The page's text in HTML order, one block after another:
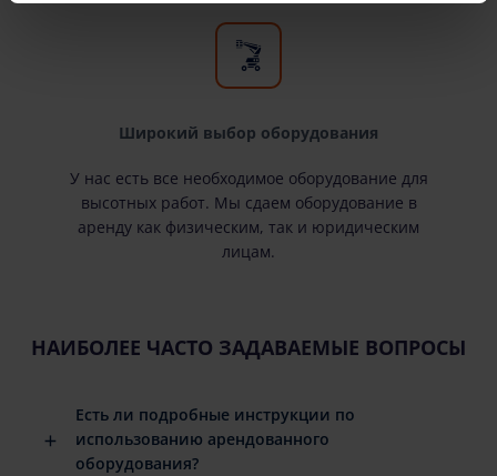
Широкий выбор оборудования
У нас есть все необходимое оборудование для
высотных работ. Мы сдаем оборудование в
аренду как физическим, так и юридическим
лицам.
НАИБОЛЕЕ ЧАСТО ЗАДАВАЕМЫЕ ВОПРОСЫ
Есть ли подробные инструкции по
использованию арендованного
оборудования?